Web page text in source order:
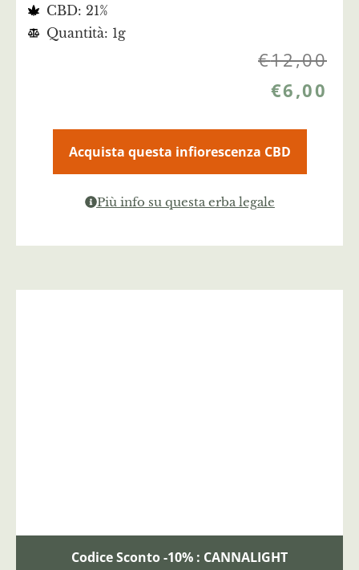
CBD: 21%
Quantità: 1g
€12,00
€6,00
Acquista questa infiorescenza CBD
Più info su questa erba legale
Codice Sconto -10% : CANNALIGHT